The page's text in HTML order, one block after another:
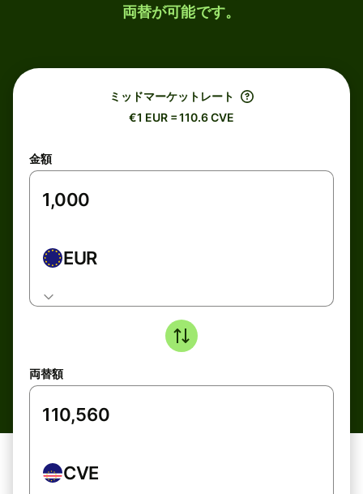
両替が可能です。
ミッドマーケットレート
€1 EUR = 110.6 CVE
金額
EUR
両替額
CVE